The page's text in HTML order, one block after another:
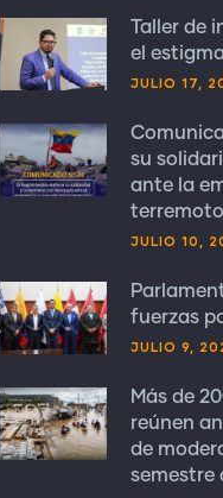
Taller de
el
JULIO 17,
su
ante la
JULIO 10,
fuerzas
JULIO 9,
Más de
reúnen
de
semestre